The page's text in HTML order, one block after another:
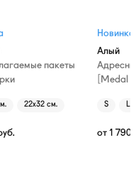
пакеты
22х32 см.
Новинка
Алый
[Medal
S L
от 1 790